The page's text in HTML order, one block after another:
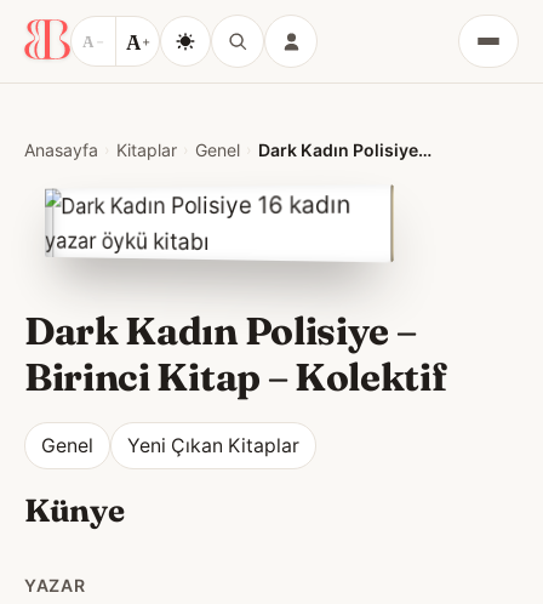
A − A+
Menü
Anasayfa Kitaplar Genel Dark Kadın Polisiye – Birinci Kitap
Dark Kadın Polisiye –
Birinci Kitap –Kolektif
Genel Yeni Çıkan Kitaplar
Künye
YAZAR